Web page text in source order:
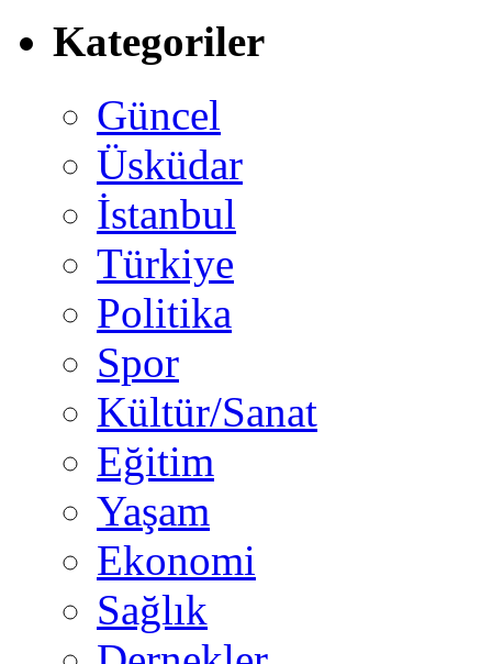
Kategoriler
Güncel
Üsküdar
İstanbul
Türkiye
Politika
Spor
Kültür/Sanat
Eğitim
Yaşam
Ekonomi
Sağlık